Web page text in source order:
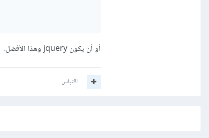
أو أن يكون jquery وهذا الأفضل.
اقتباس